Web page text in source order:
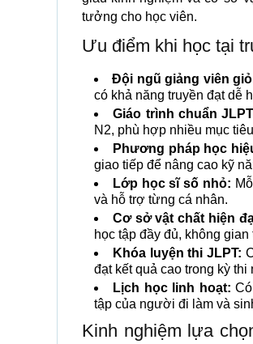
tưởng cho học viên.
Ưu điểm khi học tại
Đội ngũ giảng viên
có khả năng truyền đạt dễ
Giáo trình chuẩn
N2, phù hợp nhiều mục
Phương pháp học
giao tiếp để nâng cao kỹ
Lớp học sĩ số nhỏ:
và hỗ trợ từng cá nhân.
Cơ sở vật chất hiện
học tập đầy đủ, không gian
Khóa luyện thi JLPT:
đạt kết quả cao trong kỳ thi
Lịch học linh hoạt:
tập của người đi làm và
Kinh nghiệm lựa